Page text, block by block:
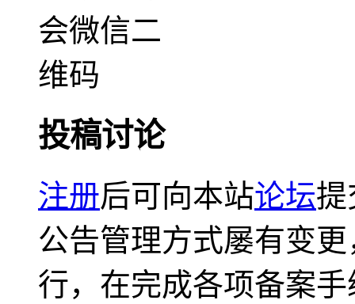
投稿讨论
注册后可向本站论坛提
公告管理方式屡有变
行，在完成各项备案